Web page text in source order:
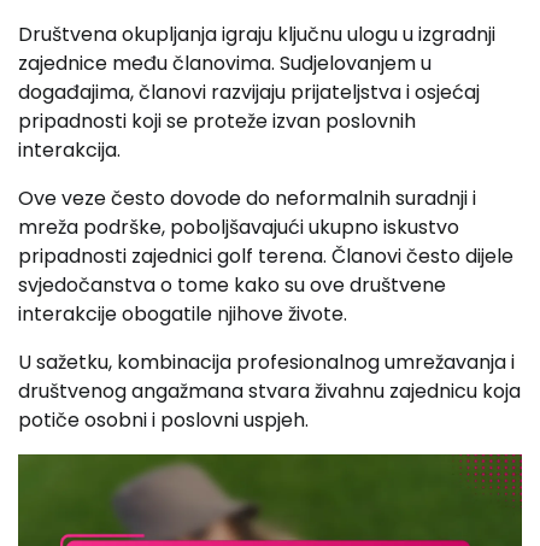
Društvena okupljanja igraju ključnu ulogu u izgradnji
zajednice među članovima. Sudjelovanjem u
događajima, članovi razvijaju prijateljstva i osjećaj
pripadnosti koji se proteže izvan poslovnih
interakcija.
Ove veze često dovode do neformalnih suradnji i
mreža podrške, poboljšavajući ukupno iskustvo
pripadnosti zajednici golf terena. Članovi često dijele
svjedočanstva o tome kako su ove društvene
interakcije obogatile njihove živote.
U sažetku, kombinacija profesionalnog umrežavanja i
društvenog angažmana stvara živahnu zajednicu koja
potiče osobni i poslovni uspjeh.